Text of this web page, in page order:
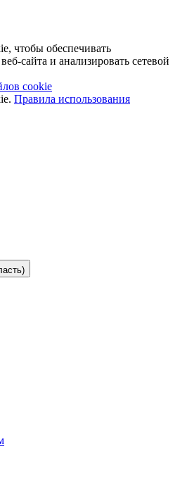
чтобы обеспечивать
сайта и анализировать сетевой
cookie
Правила использования